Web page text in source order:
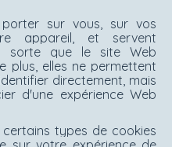
sur vous, sur vos
appareil, et servent
sorte que le site Web
plus, elles ne permettent
directement, mais
d'une expérience Web
types de cookies